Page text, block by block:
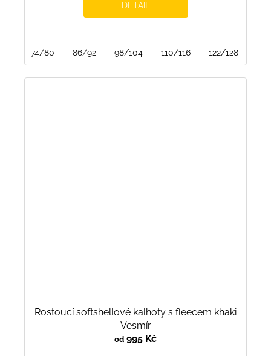
DETAIL
74/80 86/92 98/104 110/116 122/128
Rostoucí softshellové kalhoty s fleecem khaki
Vesmír
od 995 Kč